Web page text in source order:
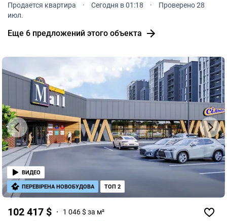
дома.
Продается квартира · Сегодня в 01:18 ·
Проверено 28
июл.
Еще 6 предложений этого объекта
102 417 $ 1 046 $ за м²
ВИДЕО
ПЕРЕВІРЕНА НОВОБУДОВА ТОП 2